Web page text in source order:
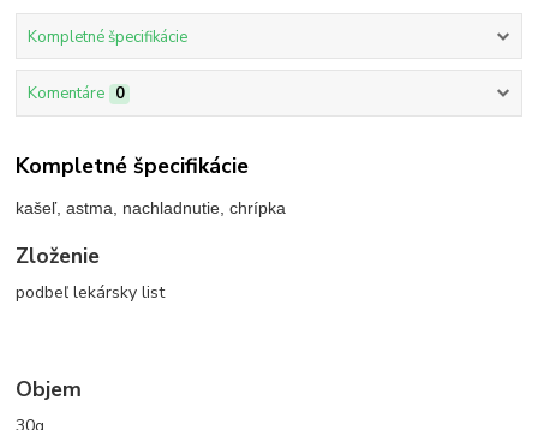
Kompletné špecifikácie
Komentáre 0
Kompletné špecifikácie
kašeľ, astma, nachladnutie, chrípka
Zloženie
podbeľ lekársky list
Objem